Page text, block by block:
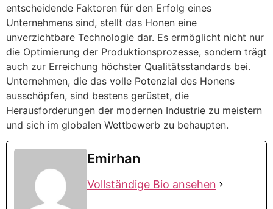
entscheidende Faktoren für den Erfolg eines
Unternehmens sind, stellt das Honen eine
unverzichtbare Technologie dar. Es ermöglicht nicht nur
die Optimierung der Produktionsprozesse, sondern trägt
auch zur Erreichung höchster Qualitätsstandards bei.
Unternehmen, die das volle Potenzial des Honens
ausschöpfen, sind bestens gerüstet, die
Herausforderungen der modernen Industrie zu meistern
und sich im globalen Wettbewerb zu behaupten.
Emirhan
Vollständige Bio ansehen